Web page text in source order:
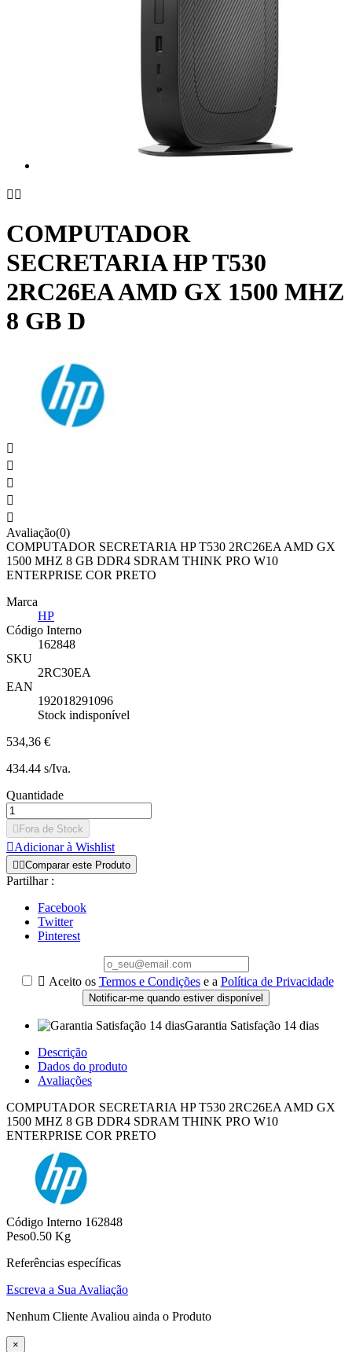
 
COMPUTADOR
SECRETARIA HP T530
2RC26EA AMD GX 1500 MHZ
8 GB D





Avaliação(0)
COMPUTADOR SECRETARIA HP T530 2RC26EA AMD GX
1500 MHZ 8 GB DDR4 SDRAM THINK PRO W10
ENTERPRISE COR PRETO
Marca
HP
Código Interno
162848
SKU
2RC30EA
EAN
192018291096
Stock indisponível
534,36 €
434.44 s/Iva.
Quantidade
 Fora de Stock
Adicionar à Wishlist
 Comparar este Produto
Partilhar :
Facebook
Twitter
Pinterest
 Aceito os Termos e Condiçõese a Política de Privacidade
Notificar-me quando estiver disponível
Garantia Satisfação 14 dias
Descrição
Dados do produto
Avaliações
COMPUTADOR SECRETARIA HP T530 2RC26EA AMD GX
1500 MHZ 8 GB DDR4 SDRAM THINK PRO W10
ENTERPRISE COR PRETO
Código Interno 162848
Peso0.50 Kg
Referências específicas
Escreva a Sua Avaliação
Nenhum Cliente Avaliou ainda o Produto
×